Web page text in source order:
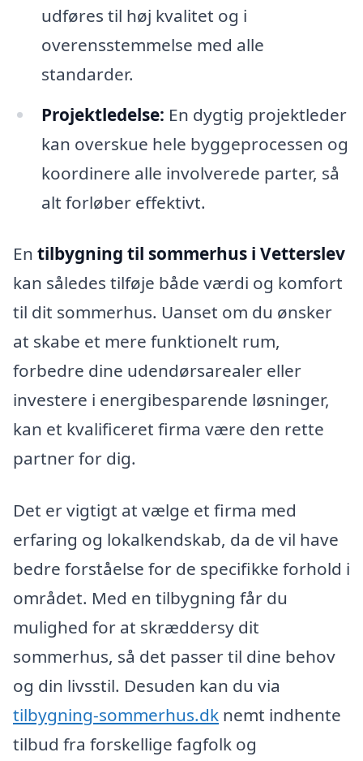
udføres til høj kvalitet og i
overensstemmelse med alle
standarder.
Projektledelse: En dygtig projektleder
kan overskue hele byggeprocessen og
koordinere alle involverede parter, så
alt forløber effektivt.
En tilbygning til sommerhus i Vetterslev
kan således tilføje både værdi og komfort
til dit sommerhus. Uanset om du ønsker
at skabe et mere funktionelt rum,
forbedre dine udendørsarealer eller
investere i energibesparende løsninger,
kan et kvalificeret firma være den rette
partner for dig.
Det er vigtigt at vælge et firma med
erfaring og lokalkendskab, da de vil have
bedre forståelse for de specifikke forhold i
området. Med en tilbygning får du
mulighed for at skræddersy dit
sommerhus, så det passer til dine behov
og din livsstil. Desuden kan du via
tilbygning-sommerhus.dk nemt indhente
tilbud fra forskellige fagfolk og